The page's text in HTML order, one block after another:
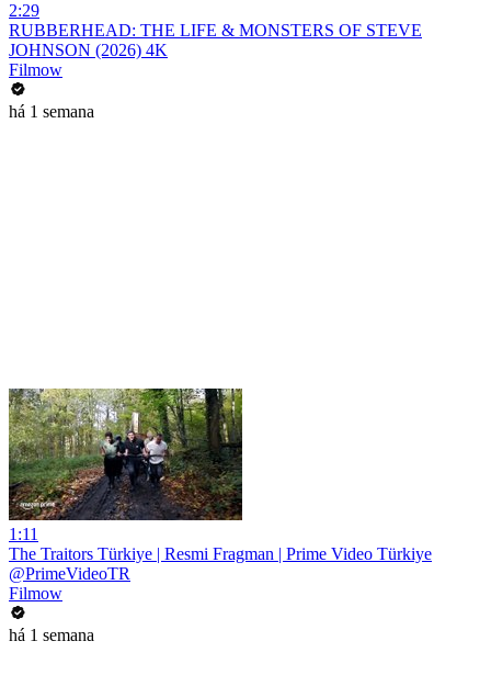
2:29
RUBBERHEAD: THE LIFE & MONSTERS OF STEVE
JOHNSON (2026) 4K
Filmow
há 1 semana
1:11
The Traitors Türkiye | Resmi Fragman | Prime Video Türkiye
@PrimeVideoTR
Filmow
há 1 semana